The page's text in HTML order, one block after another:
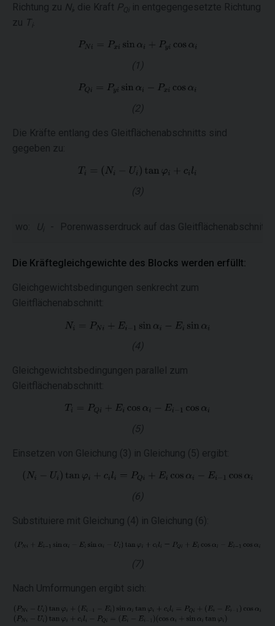
Richtung zu Ni, die Kraft P Qi in entgegengesetzte Richtung
zu Ti
(1)
(2)
Die Kräfte entlang des Gleitflächenabschnitts sind
gegeben zu:
(3)
wo: U - Porenwasserdruck auf das Gleitflächenabschnitt
Die Kräftegleichgewichte des Blocks werden erfüllt:
Gleichgewichtsbedingungen senkrecht zum
Gleitflächenabschnitt:
(4)
Gleichgewichtsbedingungen parallel zum
Gleitflächenabschnitt:
(5)
Einsetzen von Gleichung (3) in Gleichung (5) ergibt:
(6)
Substituiere mit Gleichung (4) in Gleichung (6):
(7)
Nach Umformungen ergibt sich: